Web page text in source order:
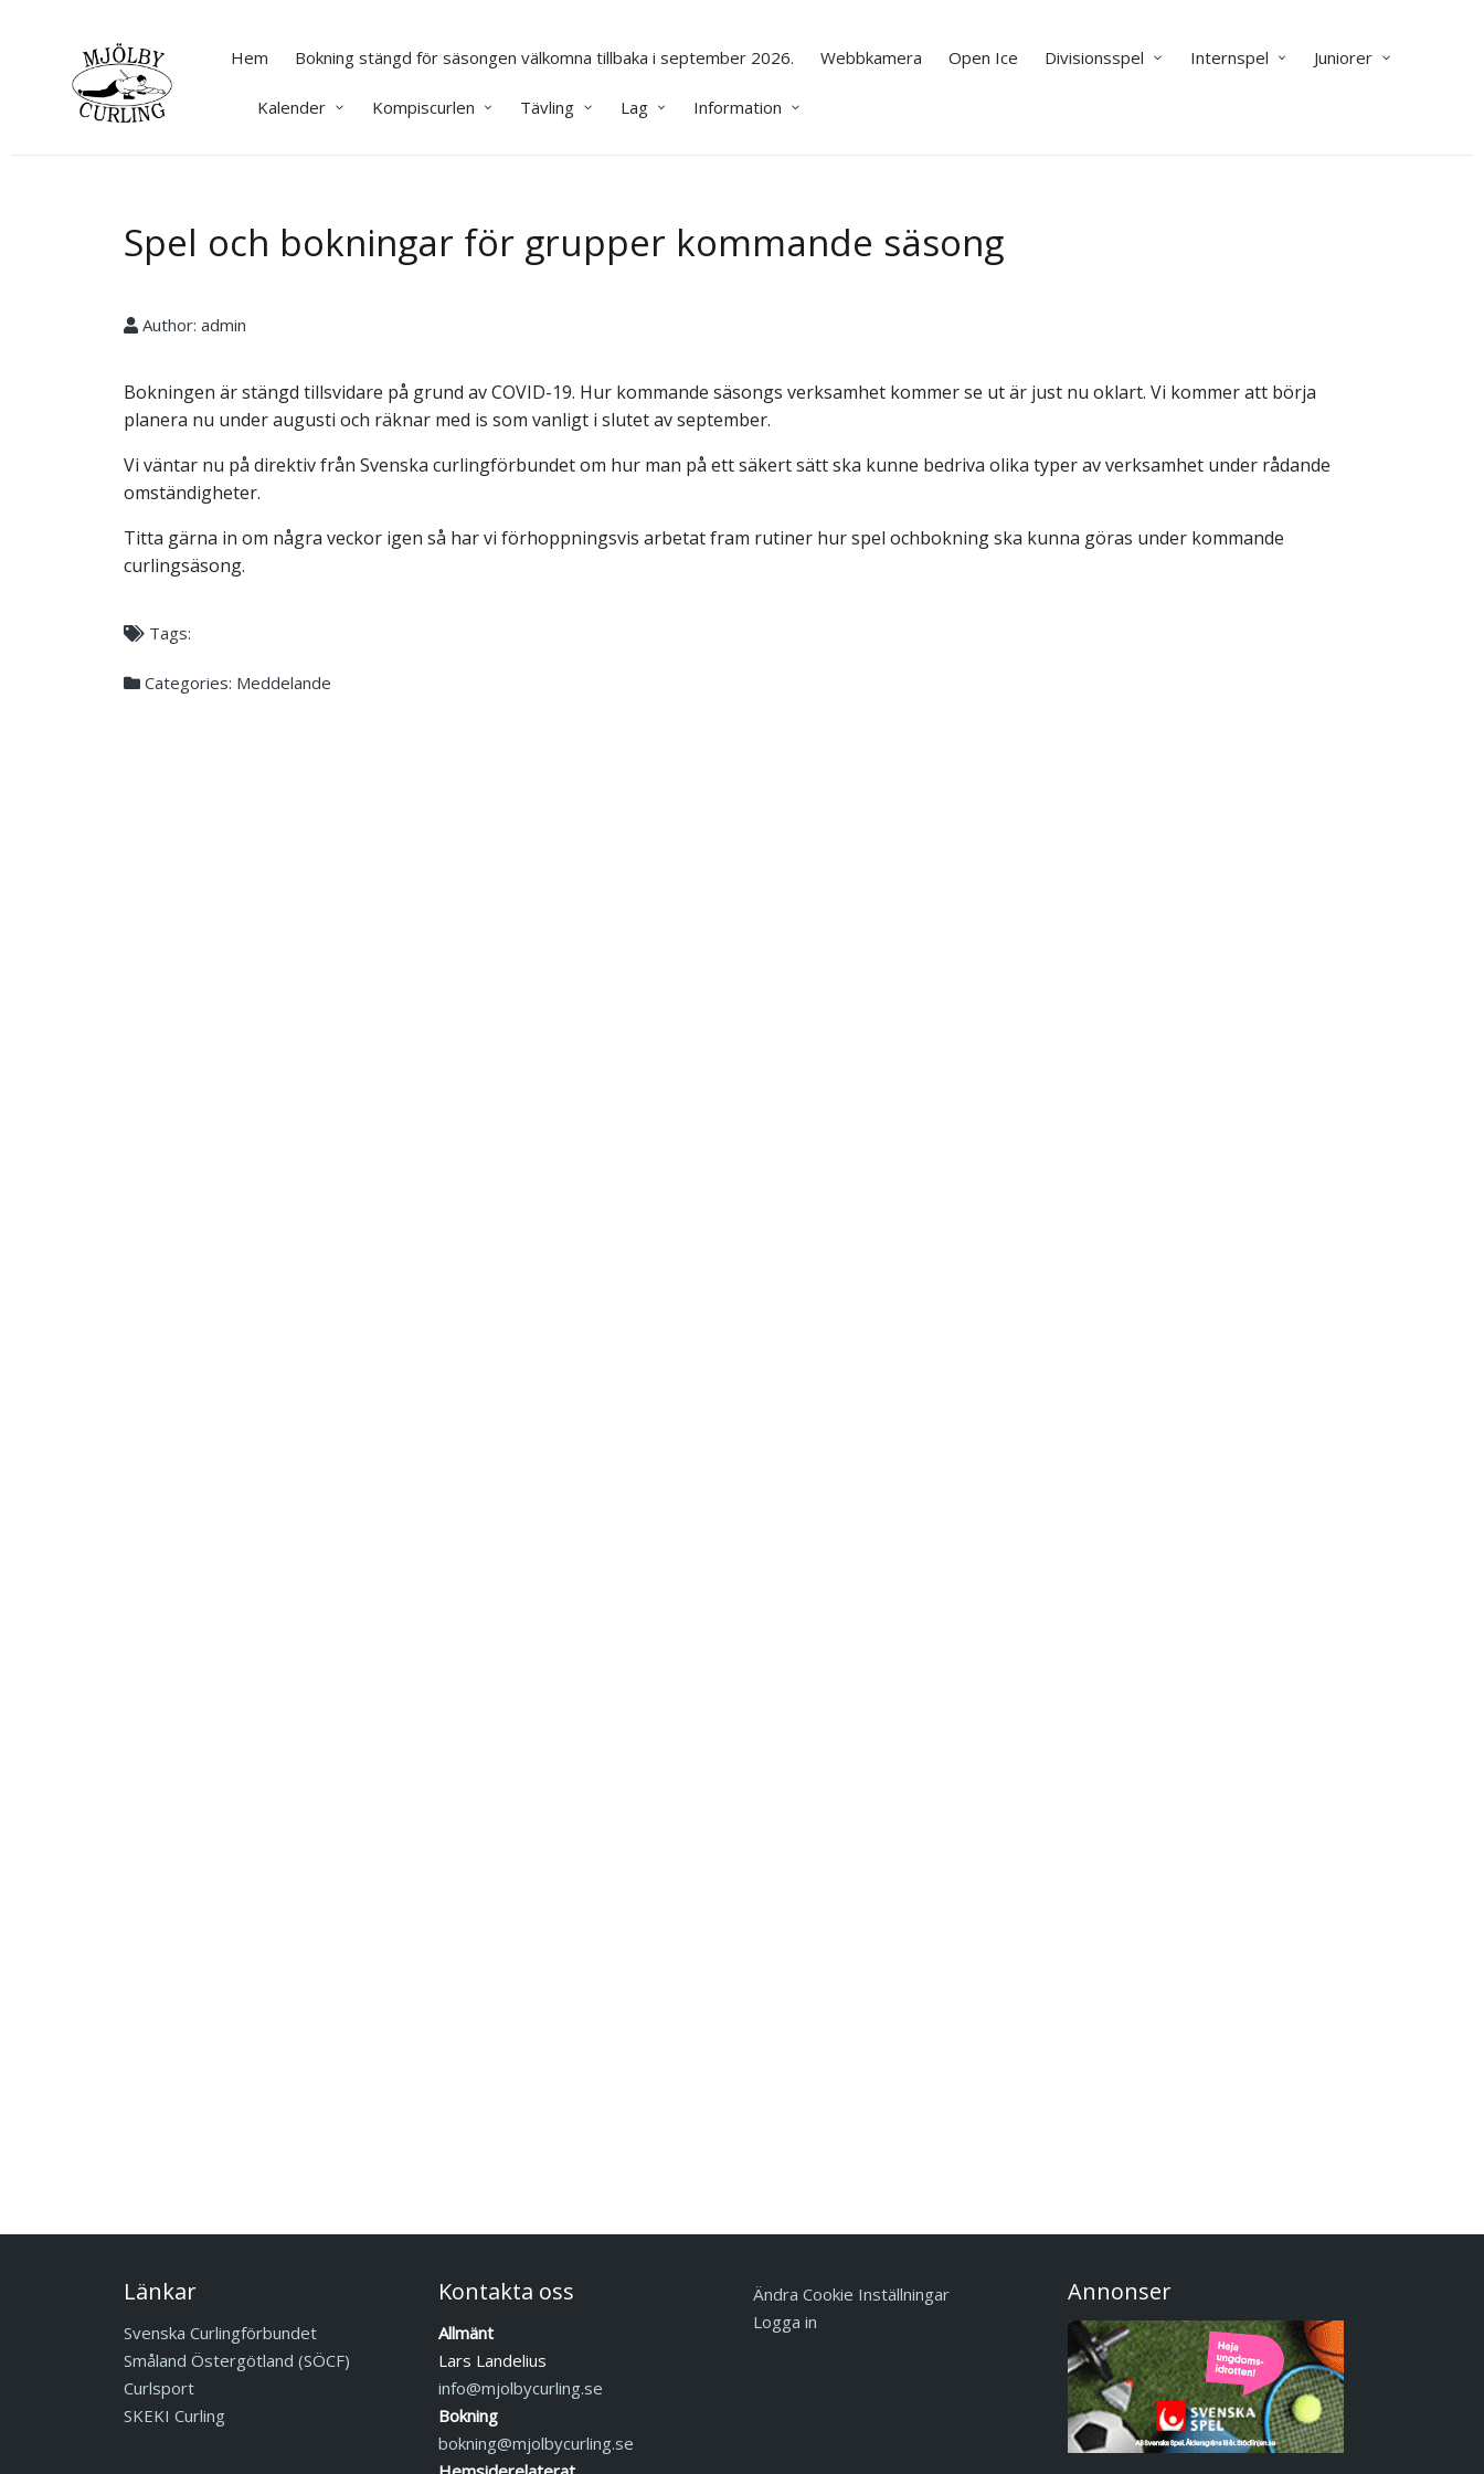
Hem Bokning stängd för säsongen välkomna tillbaka i september 2026. Webbkamera Open Ice Divisionsspel Internspel Juniorer
Kalender Kompiscurlen Tävling Lag Information
Spel och bokningar för grupper kommande säsong
Author: admin
Bokningen är stängd tillsvidare på grund av COVID-19. Hur kommande säsongs verksamhet kommer se ut är just nu oklart. Vi kommer att börja
planera nu under augusti och räknar med is som vanligt i slutet av september.
Vi väntar nu på direktiv från Svenska curlingförbundet om hur man på ett säkert sätt ska kunne bedriva olika typer av verksamhet under rådande
omständigheter.
Titta gärna in om några veckor igen så har vi förhoppningsvis arbetat fram rutiner hur spel ochbokning ska kunna göras under kommande
curlingsäsong.
Tags:
Categories: Meddelande
Länkar
Svenska Curlingförbundet
Småland Östergötland (SÖCF)
Curlsport
SKEKI Curling
Kontakta oss
Allmänt
Lars Landelius
info@mjolbycurling.se
Bokning
bokning@mjolbycurling.se
Ändra Cookie Inställningar
Logga in
Annonser